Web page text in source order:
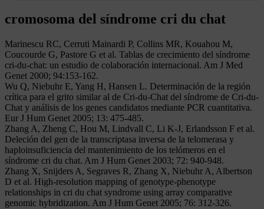
cromosoma del síndrome cri du chat
Marinescu RC, Cerruti Mainardi P, Collins MR, Kouahou M,
Coucourde G, Pastore G et al. Tablas de crecimiento del síndrome
cri-du-chat: un estudio de colaboración internacional. Am J Med
Genet 2000; 94:153-162.
Wu Q, Niebuhr E, Yang H, Hansen L. Determinación de la región
crítica para el grito similar al de Cri-du-Chat del síndrome de Cri-du-
Chat y análisis de los genes candidatos mediante PCR cuantitativa.
Eur J Hum Genet 2005; 13: 475-485.
Zhang A, Zheng C, Hou M, Lindvall C, Li K-J, Erlandsson F et al.
Deleción del gen de la transcriptasa inversa de la telomerasa y
haploinsuficiencia del mantenimiento de los telómeros en el
síndrome cri du chat. Am J Hum Genet 2003; 72: 940-948.
Zhang X, Snijders A, Segraves R, Zhang X, Niebuhr A, Albertson
D et al. High-resolution mapping of genotype-phenotype
relationships in cri du chat syndrome using array comparative
genomic hybridization. Am J Hum Genet 2005; 76: 312-326.